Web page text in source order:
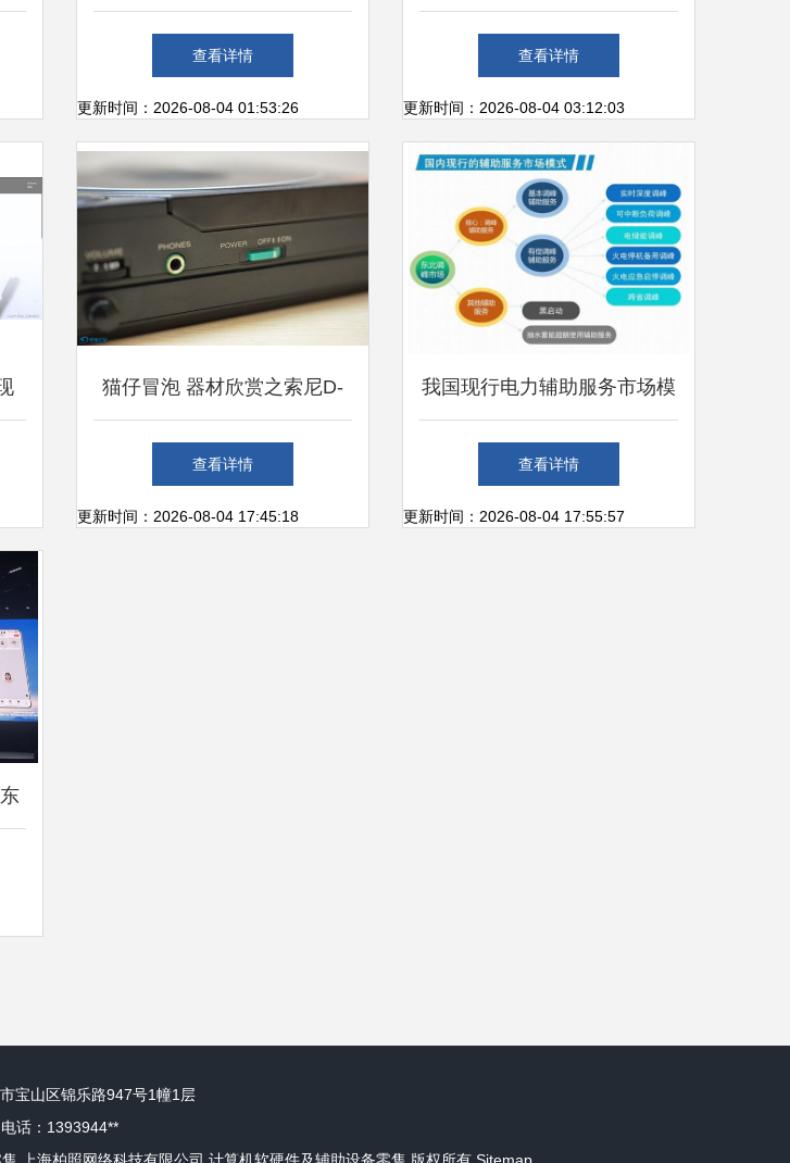
围新增房地产租赁、经纪等业
务
查看详情
更新时间：2026-08-04 01:53:26
耗LCD驱动芯片在市场中的应
用与发展
查看详情
更新时间：2026-08-04 03:12:03
猫仔冒泡 器材欣赏之索尼D-
50MK2 —— 便携数码与家电
的完美邂逅
查看详情
更新时间：2026-08-04 17:45:18
我国现行电力辅助服务市场模
式及国外辅助服务模式展望
查看详情
更新时间：2026-08-04 17:55:57
宝山区锦乐路947号1幢1层
电话：1393944**